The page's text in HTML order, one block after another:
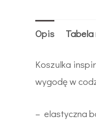
Opis
Koszulka
wygodę w
– elastyczna